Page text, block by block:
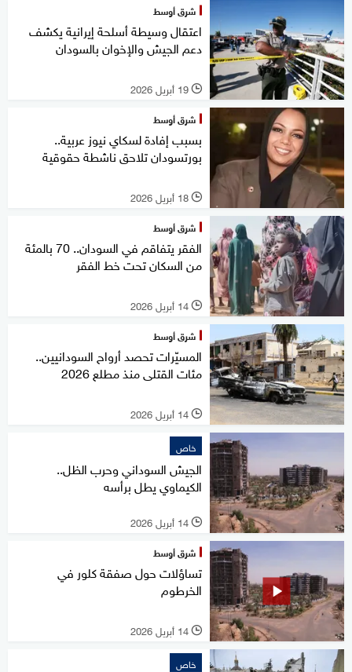
شرق أوسط
اعتقال وسيطة أسلحة إيرانية يكشف
دعم الجيش والإخوان بالسودان
l 19 أبريل 2026
شرق أوسط
بسبب إفادة لسكاي نيوز عربية..
بورتسودان تلاحق ناشطة حقوقية
l 18 أبريل 2026
شرق أوسط
الفقر يتفاقم في السودان.. 70 بالمئة
من السكان تحت خط الفقر
l 14 أبريل 2026
شرق أوسط
المسيّرات تحصد أرواح السودانيين..
مئات القتلى منذ مطلع 2026
l 14 أبريل 2026
خاص
الجيش السوداني وحرب الظل..
الكيماوي يطل برأسه
l 14 أبريل 2026
شرق أوسط
تساؤلات حول صفقة كلور في
الخرطوم
l 14 أبريل 2026
خاص